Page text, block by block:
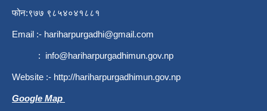
फोन:९७७ ९८५४०४१८८१
Email :- hariharpurgadhi@gmail.com
: info@hariharpurgadhimun.gov.np
Website :- http://hariharpurgadhimun.gov.np
Google Map